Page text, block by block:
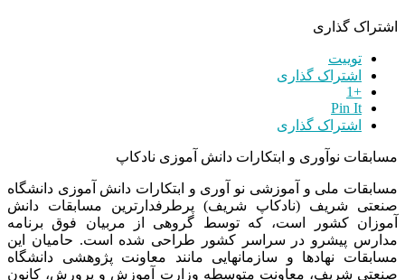
اشتراک گذاری
توییت
اشتراک گذاری
+1
Pin It
اشتراک گذاری
مسابقات نوآوری و ابتکارات دانش آموزی نادکاپ
مسابقات ملی و آموزشی نو آوری و ابتکارات دانش آموزی دانشگاه
صنعتی شریف (نادکاپ شریف) پرطرفدارترین مسابقات دانش
آموزان کشور است، که توسط گروهی از مربیان فوق برنامه
مدارس پیشرو در سراسر کشور طراحی شده است. حامیان این
مسابقات نهادها و سازمانهایی مانند معاونت پژوهشی دانشگاه
صنعتی شریف، معاونت متوسطه وزارت آموزش و پرورش، کانون